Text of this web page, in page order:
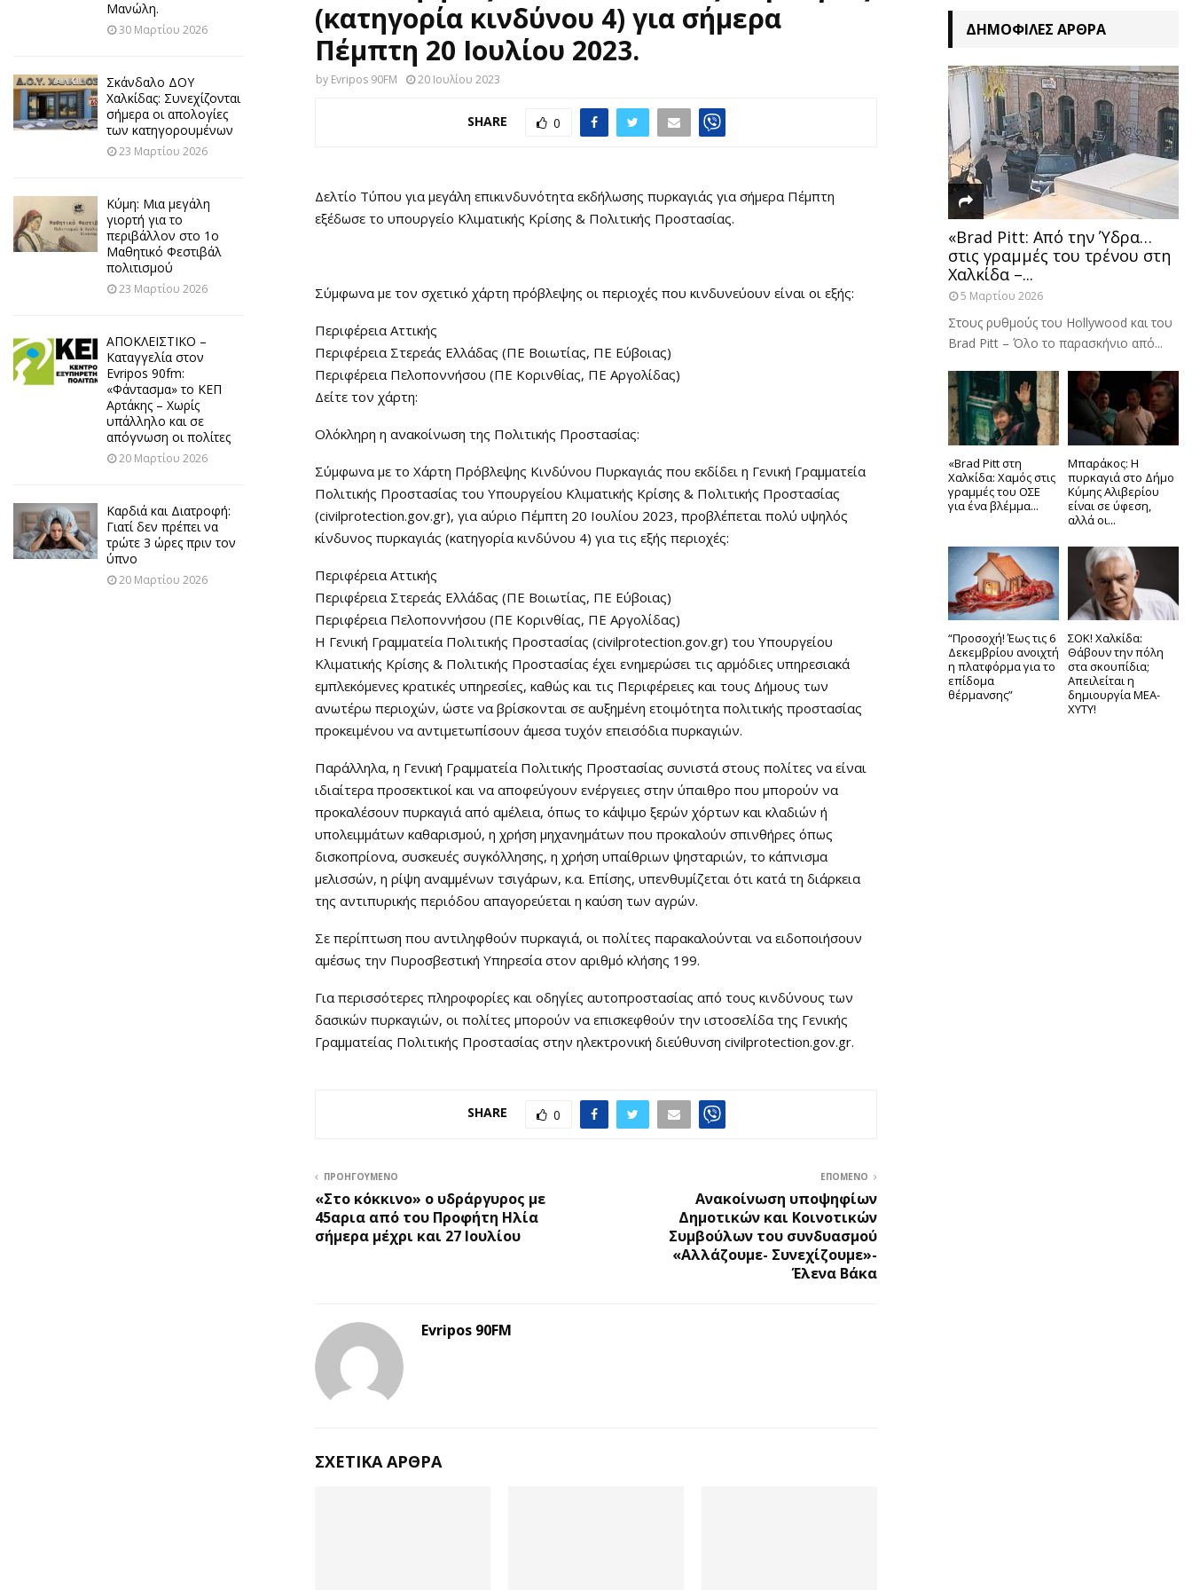
(κατηγορία κινδύνου 4) για σήμερα
Πέμπτη 20 Ιουλίου 2023.
by Evripos 90FM 20 Ιουλίου 2023
SHARE 0
Δελτίο Τύπου για μεγάλη επικινδυνότητα εκδήλωσης πυρκαγιάς για σήμερα Πέμπτη
εξέδωσε το υπουργείο Κλιματικής Κρίσης & Πολιτικής Προστασίας.
Σύμφωνα με τον σχετικό χάρτη πρόβλεψης οι περιοχές που κινδυνεύουν είναι οι εξής:
Περιφέρεια Αττικής
Περιφέρεια Στερεάς Ελλάδας (ΠΕ Βοιωτίας, ΠΕ Εύβοιας)
Περιφέρεια Πελοποννήσου (ΠΕ Κορινθίας, ΠΕ Αργολίδας)
Δείτε τον χάρτη:
Ολόκληρη η ανακοίνωση της Πολιτικής Προστασίας:
Σύμφωνα με το Χάρτη Πρόβλεψης Κινδύνου Πυρκαγιάς που εκδίδει η Γενική Γραμματεία
Πολιτικής Προστασίας του Υπουργείου Κλιματικής Κρίσης & Πολιτικής Προστασίας
(civilprotection.gov.gr), για αύριο Πέμπτη 20 Ιουλίου 2023, προβλέπεται πολύ υψηλός
κίνδυνος πυρκαγιάς (κατηγορία κινδύνου 4) για τις εξής περιοχές:
Περιφέρεια Αττικής
Περιφέρεια Στερεάς Ελλάδας (ΠΕ Βοιωτίας, ΠΕ Εύβοιας)
Περιφέρεια Πελοποννήσου (ΠΕ Κορινθίας, ΠΕ Αργολίδας)
Η Γενική Γραμματεία Πολιτικής Προστασίας (civilprotection.gov.gr) του Υπουργείου
Κλιματικής Κρίσης & Πολιτικής Προστασίας έχει ενημερώσει τις αρμόδιες υπηρεσιακά
εμπλεκόμενες κρατικές υπηρεσίες, καθώς και τις Περιφέρειες και τους Δήμους των
ανωτέρω περιοχών, ώστε να βρίσκονται σε αυξημένη ετοιμότητα πολιτικής προστασίας
προκειμένου να αντιμετωπίσουν άμεσα τυχόν επεισόδια πυρκαγιών.
Παράλληλα, η Γενική Γραμματεία Πολιτικής Προστασίας συνιστά στους πολίτες να είναι
ιδιαίτερα προσεκτικοί και να αποφεύγουν ενέργειες στην ύπαιθρο που μπορούν να
προκαλέσουν πυρκαγιά από αμέλεια, όπως το κάψιμο ξερών χόρτων και κλαδιών ή
υπολειμμάτων καθαρισμού, η χρήση μηχανημάτων που προκαλούν σπινθήρες όπως
δισκοπρίονα, συσκευές συγκόλλησης, η χρήση υπαίθριων ψησταριών, το κάπνισμα
μελισσών, η ρίψη αναμμένων τσιγάρων, κ.α. Επίσης, υπενθυμίζεται ότι κατά τη διάρκεια
της αντιπυρικής περιόδου απαγορεύεται η καύση των αγρών.
Σε περίπτωση που αντιληφθούν πυρκαγιά, οι πολίτες παρακαλούνται να ειδοποιήσουν
αμέσως την Πυροσβεστική Υπηρεσία στον αριθμό κλήσης 199.
Για περισσότερες πληροφορίες και οδηγίες αυτοπροστασίας από τους κινδύνους των
δασικών πυρκαγιών, οι πολίτες μπορούν να επισκεφθούν την ιστοσελίδα της Γενικής
Γραμματείας Πολιτικής Προστασίας στην ηλεκτρονική διεύθυνση civilprotection.gov.gr.
SHARE 0
ΠΡΟΗΓΟΎΜΕΝΟ
«Στο κόκκινο» ο υδράργυρος με
45αρια από του Προφήτη Ηλία
σήμερα μέχρι και 27 Ιουλίου
ΕΠΌΜΕΝΟ
Ανακοίνωση υποψηφίων
Δημοτικών και Κοινοτικών
Συμβούλων του συνδυασμού
«Αλλάζουμε- Συνεχίζουμε»-
Έλενα Βάκα
Evripos 90FM
ΣΧΕΤΙΚΆ ΆΡΘΡΑ
Μανώλη.
30 Μαρτίου 2026
Σκάνδαλο ΔΟΥ
Χαλκίδας: Συνεχίζονται
σήμερα οι απολογίες
των κατηγορουμένων
23 Μαρτίου 2026
Κύμη: Μια μεγάλη
γιορτή για το
περιβάλλον στο 1ο
Μαθητικό Φεστιβάλ
πολιτισμού
23 Μαρτίου 2026
ΑΠΟΚΛΕΙΣΤΙΚΟ –
Καταγγελία στον
Evripos 90fm:
«Φάντασμα» το ΚΕΠ
Αρτάκης – Χωρίς
υπάλληλο και σε
απόγνωση οι πολίτες
20 Μαρτίου 2026
Καρδιά και Διατροφή:
Γιατί δεν πρέπει να
τρώτε 3 ώρες πριν τον
ύπνο
20 Μαρτίου 2026
ΔΗΜΟΦΙΛΈΣ ΆΡΘΡΑ
«Brad Pitt: Από την Ύδρα…
στις γραμμές του τρένου στη
Χαλκίδα –...
5 Μαρτίου 2026
Στους ρυθμούς του Hollywood και του
Brad Pitt – Όλο το παρασκήνιο από...
«Brad Pitt στη
Χαλκίδα: Χαμός στις
γραμμές του ΟΣΕ
για ένα βλέμμα...
Μπαράκος: Η
πυρκαγιά στο Δήμο
Κύμης Αλιβερίου
είναι σε ύφεση,
αλλά οι...
“Προσοχή! Έως τις 6
Δεκεμβρίου ανοιχτή
η πλατφόρμα για το
επίδομα
θέρμανσης”
ΣΟΚ! Χαλκίδα:
Θάβουν την πόλη
στα σκουπίδια;
Απειλείται η
δημιουργία ΜΕΑ-
ΧΥΤΥ!